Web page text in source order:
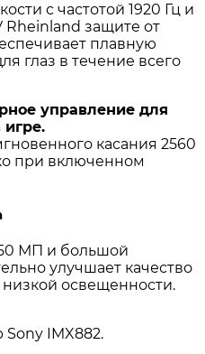
с частотой 1920 Гц и
защите от
плавную
глаз в течение всего
управление для
игре.
касания 2560
при включенном
МП и большой
улучшает качество
освещенности.
IMX882.